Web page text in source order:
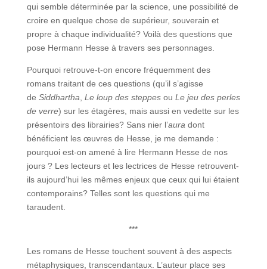
qui semble déterminée par la science, une possibilité de
croire en quelque chose de supérieur, souverain et
propre à chaque individualité? Voilà des questions que
pose Hermann Hesse à travers ses personnages.
Pourquoi retrouve-t-on encore fréquemment des
romans traitant de ces questions (qu’il s’agisse
de Siddhartha Le loup des steppesou Le jeu des perles
de verre) sur les étagères, mais aussi en vedette sur les
présentoirs des librairies? Sans nier l’aura dont
bénéficient les œuvres de Hesse, je me demande :
pourquoi est-on amené à lire Hermann Hesse de nos
jours ? Les lecteurs et les lectrices de Hesse retrouvent-
ils aujourd’hui les mêmes enjeux que ceux qui lui étaient
contemporains? Telles sont les questions qui me
taraudent.
***
Les romans de Hesse touchent souvent à des aspects
métaphysiques, transcendantaux. L’auteur place ses